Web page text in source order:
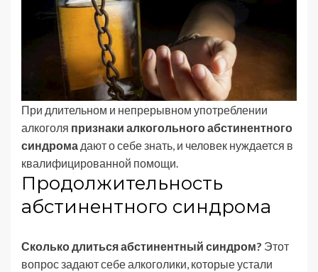
При длительном и непрерывном употреблении
алкоголя признаки алкогольного абстинентного
синдрома дают о себе знать, и человек нуждается в
квалифицированной помощи.
Продолжительность
абстинентного синдрома
Сколько длиться абстинентный синдром? Этот
вопрос задают себе алкоголики, которые устали